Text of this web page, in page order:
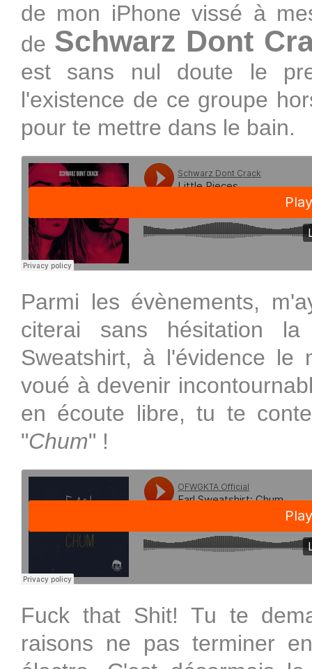
de mon iPhone vissé à
de Schwarz Dont
est sans nul doute le
l'existence de ce groupe
pour te mettre dans le bain.
Parmi les évènements,
citerai sans hésitation
Sweatshirt, à l'évidence le
voué à devenir
en écoute libre, tu te
"Chum" !
Fuck that Shit! Tu te
raisons ne pas terminer